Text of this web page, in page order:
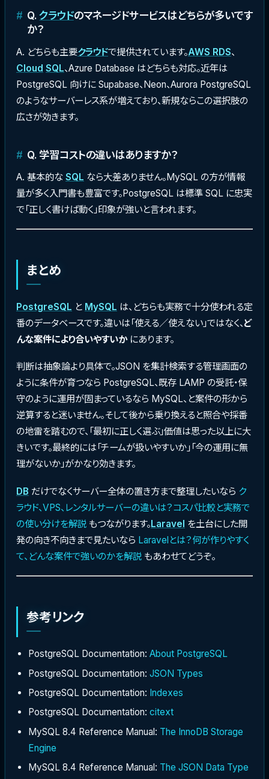
Q.クラウドのマネージドサービスはどちらが多いです
か？
A. どちらも主要クラウドで提供されています。AWS RDS、
Cloud SQL、Azure Database はどちらも対応。近年は
PostgreSQL 向けに Supabase、Neon、Aurora PostgreSQL
のようなサーバーレス系が増えており、新規ならこの選択肢の
広さが効きます。
Q. 学習コストの違いはありますか？
A. 基本的な SQL なら大差ありません。MySQL の方が情報
量が多く入門書も豊富です。PostgreSQL は標準 SQL に忠実
で「正しく書けば動く」印象が強いと言われます。
まとめ
PostgreSQL と MySQL は、どちらも実務で十分使われる定
番のデータベースです。違いは「使える／使えない」ではなく、ど
んな案件により合いやすいかにあります。
判断は抽象論より具体で。JSON を集計検索する管理画面の
ように条件が育つなら PostgreSQL、既存 LAMP の受託・保
守のように運用が固まっているなら MySQL、と案件の形から
逆算すると迷いません。そして後から乗り換えると照合や採番
の地雷を踏むので、「最初に正しく選ぶ」価値は思った以上に大
きいです。最終的には「チームが扱いやすいか」「今の運用に無
理がないか」がかなり効きます。
DB だけでなくサーバー全体の置き方まで整理したいなら ク
ラウド、VPS、レンタルサーバーの違いは？コスパ比較と実務で
の使い分けを解説 もつながります。Laravel を土台にした開
発の向き不向きまで見たいなら Laravelとは？何が作りやすく
て、どんな案件で強いのかを解説 もあわせてどうぞ。
参考リンク
PostgreSQL Documentation: About PostgreSQL
PostgreSQL Documentation: JSON Types
PostgreSQL Documentation: Indexes
PostgreSQL Documentation: citext
MySQL 8.4 Reference Manual: The InnoDB Storage
Engine
MySQL 8.4 Reference Manual: The JSON Data Type